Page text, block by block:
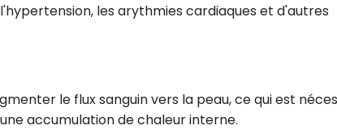
les arythmies cardiaques et d'autres
le flux sanguin vers la peau, ce qui est
accumulation de chaleur interne.